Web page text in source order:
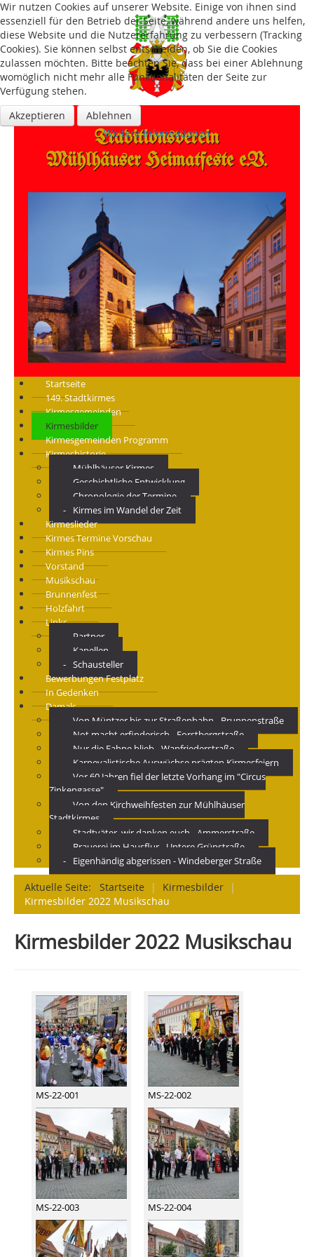
Traditions­verein
Mühlhäuser Heimatfeste e.V.
Startseite
149. Stadtkirmes
Kirmesgemeinden
Kirmesbilder
Kirmesgemeinden Programm
Kirmeshistorie
Mühlhäuser Kirmes
Geschichtliche Entwicklung
Chronologie der Termine
Kirmes im Wandel der Zeit
Kirmeslieder
Kirmes Termine Vorschau
Kirmes Pins
Vorstand
Musikschau
Brunnenfest
Holzfahrt
Links
Partner
Kapellen
Schausteller
Bewerbungen Festplatz
In Gedenken
Damals
Von Müntzer bis zur Straßenbahn - Brunnenstraße
Not macht erfinderisch - Forstbergstraße
Nur die Fahne blieb - Wanfriederstraße
Karnevalistische Auswüchse prägten Kirmesfeiern
Vor 60 Jahren fiel der letzte Vorhang im "Circus
Zinkengasse"
Von den Kirchweihfesten zur Mühlhäuser
Stadtkirmes
Stadtväter, wir danken euch - Ammerstraße
Brauerei im Hausflur - Untere Grünstraße
Eigenhändig abgerissen - Windeberger Straße
Aktuelle Seite: Startseite | Kirmesbilder
|
Kirmesbilder 2022 Musikschau
Kirmesbilder 2022 Musikschau
MS-22-001 MS-22-002
MS-22-003 MS-22-004
Wir nutzen Cookies auf unserer Website. Einige von ihnen sind
essenziell für den Betrieb der Seite, während andere uns helfen,
diese Website und die Nutzererfahrung zu verbessern (Tracking
Cookies). Sie können selbst entscheiden, ob Sie die Cookies
zulassen möchten. Bitte beachten Sie, dass bei einer Ablehnung
womöglich nicht mehr alle Funktionalitäten der Seite zur
Verfügung stehen.
Akzeptieren
Ablehnen
Weitere Informationen